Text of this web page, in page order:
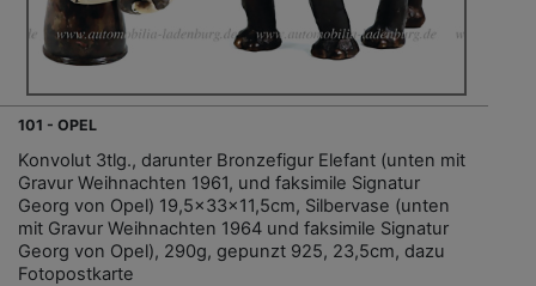
101 - OPEL
Konvolut 3tlg., darunter Bronzefigur Elefant (unten mit
Gravur Weihnachten 1961, und faksimile Signatur
Georg von Opel) 19,5x33x11,5cm, Silbervase (unten
mit Gravur Weihnachten 1964 und faksimile Signatur
Georg von Opel), 290g, gepunzt 925, 23,5cm, dazu
Fotopostkarte